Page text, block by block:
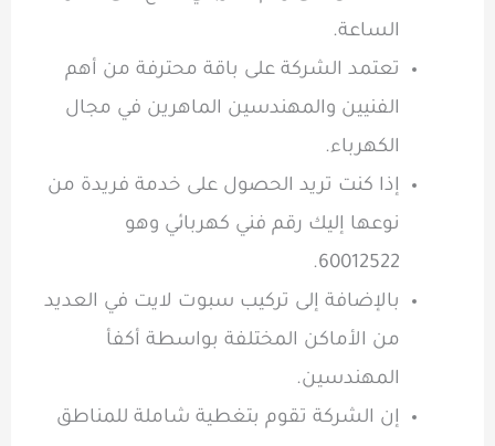
الساعة.
تعتمد الشركة على باقة محترفة من أهم
الفنيين والمهندسين الماهرين في مجال
الكهرباء.
إذا كنت تريد الحصول على خدمة فريدة من
نوعها إليك رقم فني كهربائي وهو
60012522.
بالإضافة إلى تركيب سبوت لايت في العديد
من الأماكن المختلفة بواسطة أكفأ
المهندسين.
إن الشركة تقوم بتغطية شاملة للمناطق